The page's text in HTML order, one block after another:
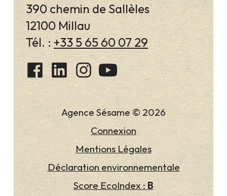
390 chemin de Sallèles
12100 Millau
Tél. : +33 5 65 60 07 29
Agence Sésame © 2026
Connexion
Mentions Légales
Déclaration environnementale
Score EcoIndex : B